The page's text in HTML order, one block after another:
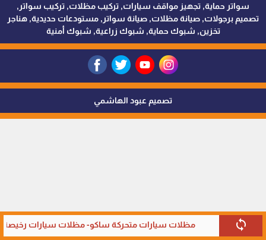
sync مظلات سيارات متحركة ساكو- مظلات سيارات رخيصة
سواتر حماية, تجهيز مواقف سيارات, تركيب مظلات, تركيب سواتر,
تصميم برجولات, صيانة مظلات, صيانة سواتر, مستودعات حديدية, هناجر
تخزين, شبوك حماية, شبوك زراعية, شبوك أمنية
تصميم عبود الهاشمي